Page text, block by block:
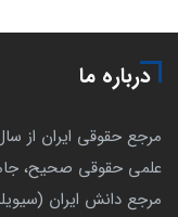
درباره ما
علمی حقوقی صحیح،
مرجع دانش ایران